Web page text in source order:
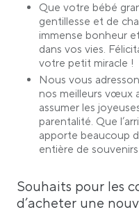
Que votre bébé
gentillesse et de
immense bonheur
dans vos vies.
votre petit miracle !
Nous vous
nos meilleurs vœux
assumer les
parentalité. Que
apporte beaucoup
entière de
Souhaits pour les
d’acheter une